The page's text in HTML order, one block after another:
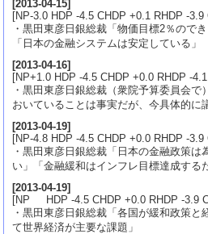
[2013-04-15]
[NP-3.0 HDP -4.5 CHDP +0.1 RHDP -3.9
・黒田東彦日銀総裁「物価目標2％ので
「日本の金融システムは安定している」
[2013-04-16]
[NP+1.0 HDP -4.5 CHDP +0.0 RHDP -
・黒田東彦日銀総裁（衆院予算委員会で
おいていることは事実だが、今具体的に
[2013-04-19]
[NP-4.8 HDP -4.5 CHDP +0.0 RHDP -3.9
・黒田東彦日銀総裁「日本の金融政策は
い」「金融緩和はインフレ目標達成する
[2013-04-19]
[NP HDP -4.5 CHDP +0.0 RHDP -3.9
・黒田東彦日銀総裁「各国が緩和政策と
て世界経済が主要な課題」